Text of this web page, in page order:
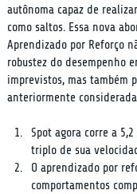
autônoma capaz de
como saltos. Essa nova
Aprendizado por Reforço
robustez do desempenho
imprevistos, mas também
anteriormente
Spot agora corre a
triplo de sua
O aprendizado por
comportamentos